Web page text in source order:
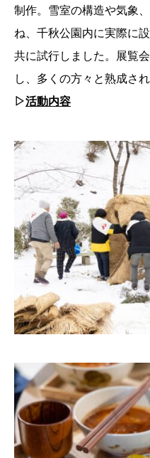
制作。雪室の構造や気象
ね、千秋公園内に実際に
共に試行しました。展覧
し、多くの方々と熟成さ
▷活動内容